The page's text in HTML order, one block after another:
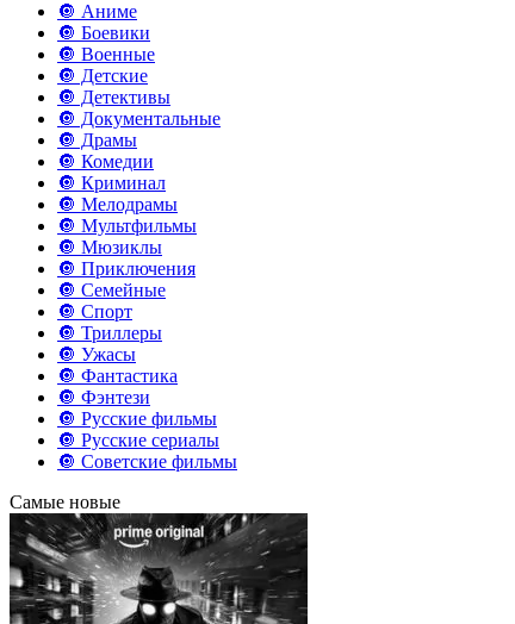
🔘 Аниме
🔘 Боевики
🔘 Военные
🔘 Детские
🔘 Детективы
🔘 Документальные
🔘 Драмы
🔘 Комедии
🔘 Криминал
🔘 Мелодрамы
🔘 Мультфильмы
🔘 Мюзиклы
🔘 Приключения
🔘 Семейные
🔘 Спорт
🔘 Триллеры
🔘 Ужасы
🔘 Фантастика
🔘 Фэнтези
🔘 Русские фильмы
🔘 Русские сериалы
🔘 Советские фильмы
Самые новые